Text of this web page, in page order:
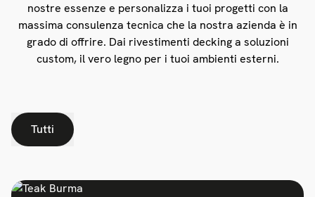
nostre essenze e personalizza i tuoi progetti con la
massima consulenza tecnica che la nostra azienda è in
grado di offrire. Dai rivestimenti decking a soluzioni
custom, il vero legno per i tuoi ambienti esterni.
Tutti